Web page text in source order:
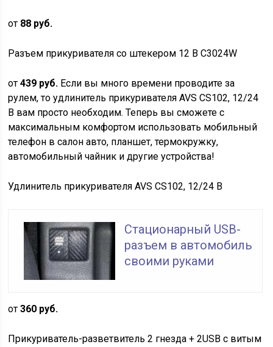
от 88 руб.
Разъем прикуривателя со штекером 12 В C3024W
от439 руб. Если вы много времени проводите за
рулем, то удлинитель прикуривателя AVS CS102, 12/24
В вам просто необходим. Теперь вы сможете с
максимальным комфортом использовать мобильный
телефон в салон авто, планшет, термокружку,
автомобильный чайник и другие устройства!
Удлинитель прикуривателя AVS CS102, 12/24 В
Стационарный USB-
разъем в автомобиль
своими руками
от360 руб.
Прикуриватель-разветвитель 2 гнезда + 2USB с витым